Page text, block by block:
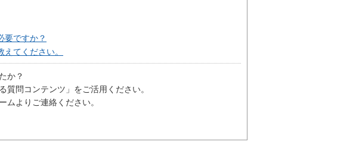
要ですか？
てください。
か？
質問コンテンツ」をご活用ください。
ムよりご連絡ください。